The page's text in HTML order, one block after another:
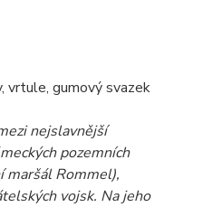
vrtule, gumový svazek
nejslavnější
pozemních
maršál Rommel),
vojsk. Na jeho